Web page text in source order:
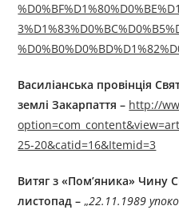
Василіанська провінція
землі Закарпаття – http://
25-20&catid=16&Itemid=3
Витяг з «Пом’яника» Чину
листопад – „22.11.1989